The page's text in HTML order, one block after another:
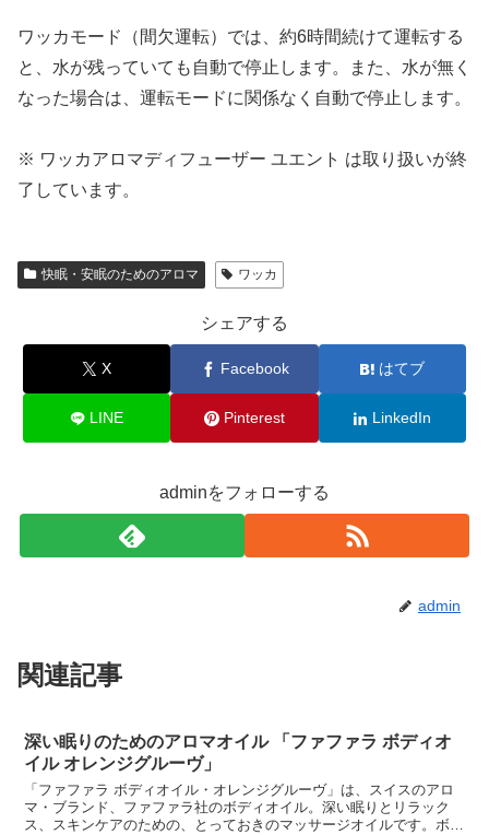
ワッカモード（間欠運転）では、約6時間続けて運転する
と、水が残っていても自動で停止します。また、水が無く
なった場合は、運転モードに関係なく自動で停止します。
※ ワッカアロマディフューザー ユエント は取り扱いが終
了しています。
快眠・安眠のためのアロマ ワッカ
シェアする
X Facebook はてブ
LINE Pinterest LinkedIn
adminをフォローする
admin
関連記事
深い眠りのためのアロマオイル 「ファファラ ボディオ
イル オレンジグルーヴ」
「ファファラ ボディオイル・オレンジグルーヴ」は、スイスのアロ
マ・ブランド、ファファラ社のボディオイル。深い眠りとリラック
ス、スキンケアのための、とっておきのマッサージオイルです。ボデ